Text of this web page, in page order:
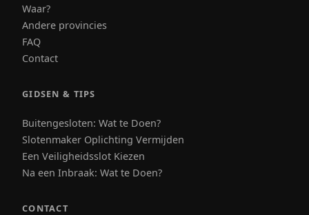
Waar?
Andere provincies
FAQ
Contact
GIDSEN & TIPS
Buitengesloten: Wat te Doen?
Slotenmaker Oplichting Vermijden
Een Veiligheidsslot Kiezen
Na een Inbraak: Wat te Doen?
CONTACT